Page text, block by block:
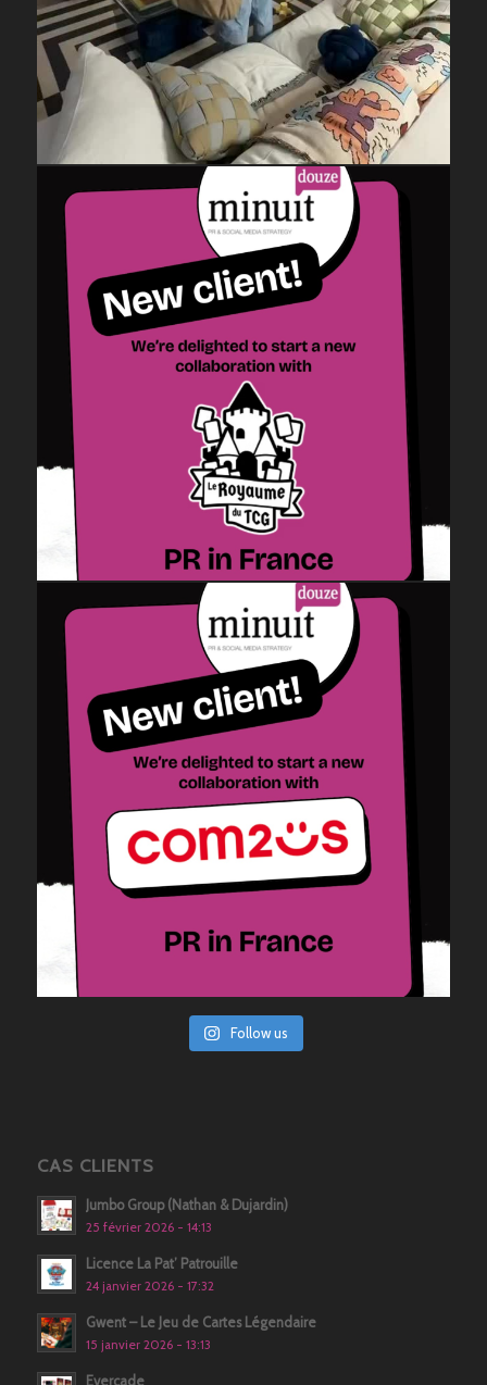
Follow us
CAS CLIENTS
Jumbo Group (Nathan & Dujardin)
25 février 2026 - 14:13
Licence La Pat’ Patrouille
24 janvier 2026 - 17:32
Gwent – Le Jeu de Cartes Légendaire
15 janvier 2026 - 13:13
Evercade